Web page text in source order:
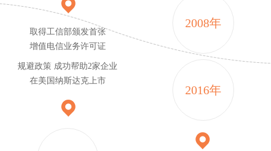
取得工信部颁发首张
增值电信业务许可证
2008年
规避政策 成功帮助2家企业
在美国纳斯达克上市
2016年